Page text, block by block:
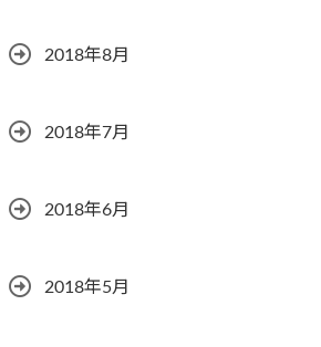
2018年8月
2018年7月
2018年6月
2018年5月